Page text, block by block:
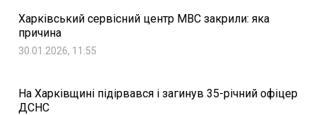
Харківський сервісний центр МВС закрили: яка
причина
30.01.2026, 11:55
На Харківщині підірвався і загинув 35-річний офіцер
ДСНС